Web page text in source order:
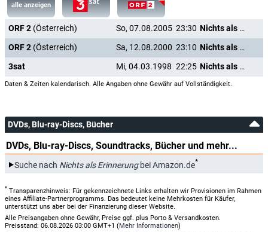
alle anzeigen
ORF 2 (Österreich) So, 07.08.2005 23:30
Nichts als Erinnerung
ORF 2 (Österreich) Sa, 12.08.2000 23:10
Nichts als Erinnerung
3sat
Mi, 04.03.1998 22:25 Nichts als Erinnerung
Daten & Zeiten kalendarisch. Alle Angaben ohne Gewähr auf Vollständigkeit.
DVDs, Blu-ray-Discs, Bücher
DVDs, Blu-ray-Discs, Soundtracks, Bücher und mehr...
Suche nach Nichts als Erinnerungbei Amazon.de*
* Transparenzhinweis: Für gekennzeichnete Links erhalten wir Provisionen im Rahmen
eines Affiliate-Partnerprogramms. Das bedeutet keine Mehrkosten für Käufer,
unterstützt uns aber bei der Finanzierung dieser Website.
Alle Preisangaben ohne Gewähr, Preise ggf. plus Porto & Versandkosten.
Preisstand: 06.08.2026 03:00 GMT+1 (Mehr Informationen)